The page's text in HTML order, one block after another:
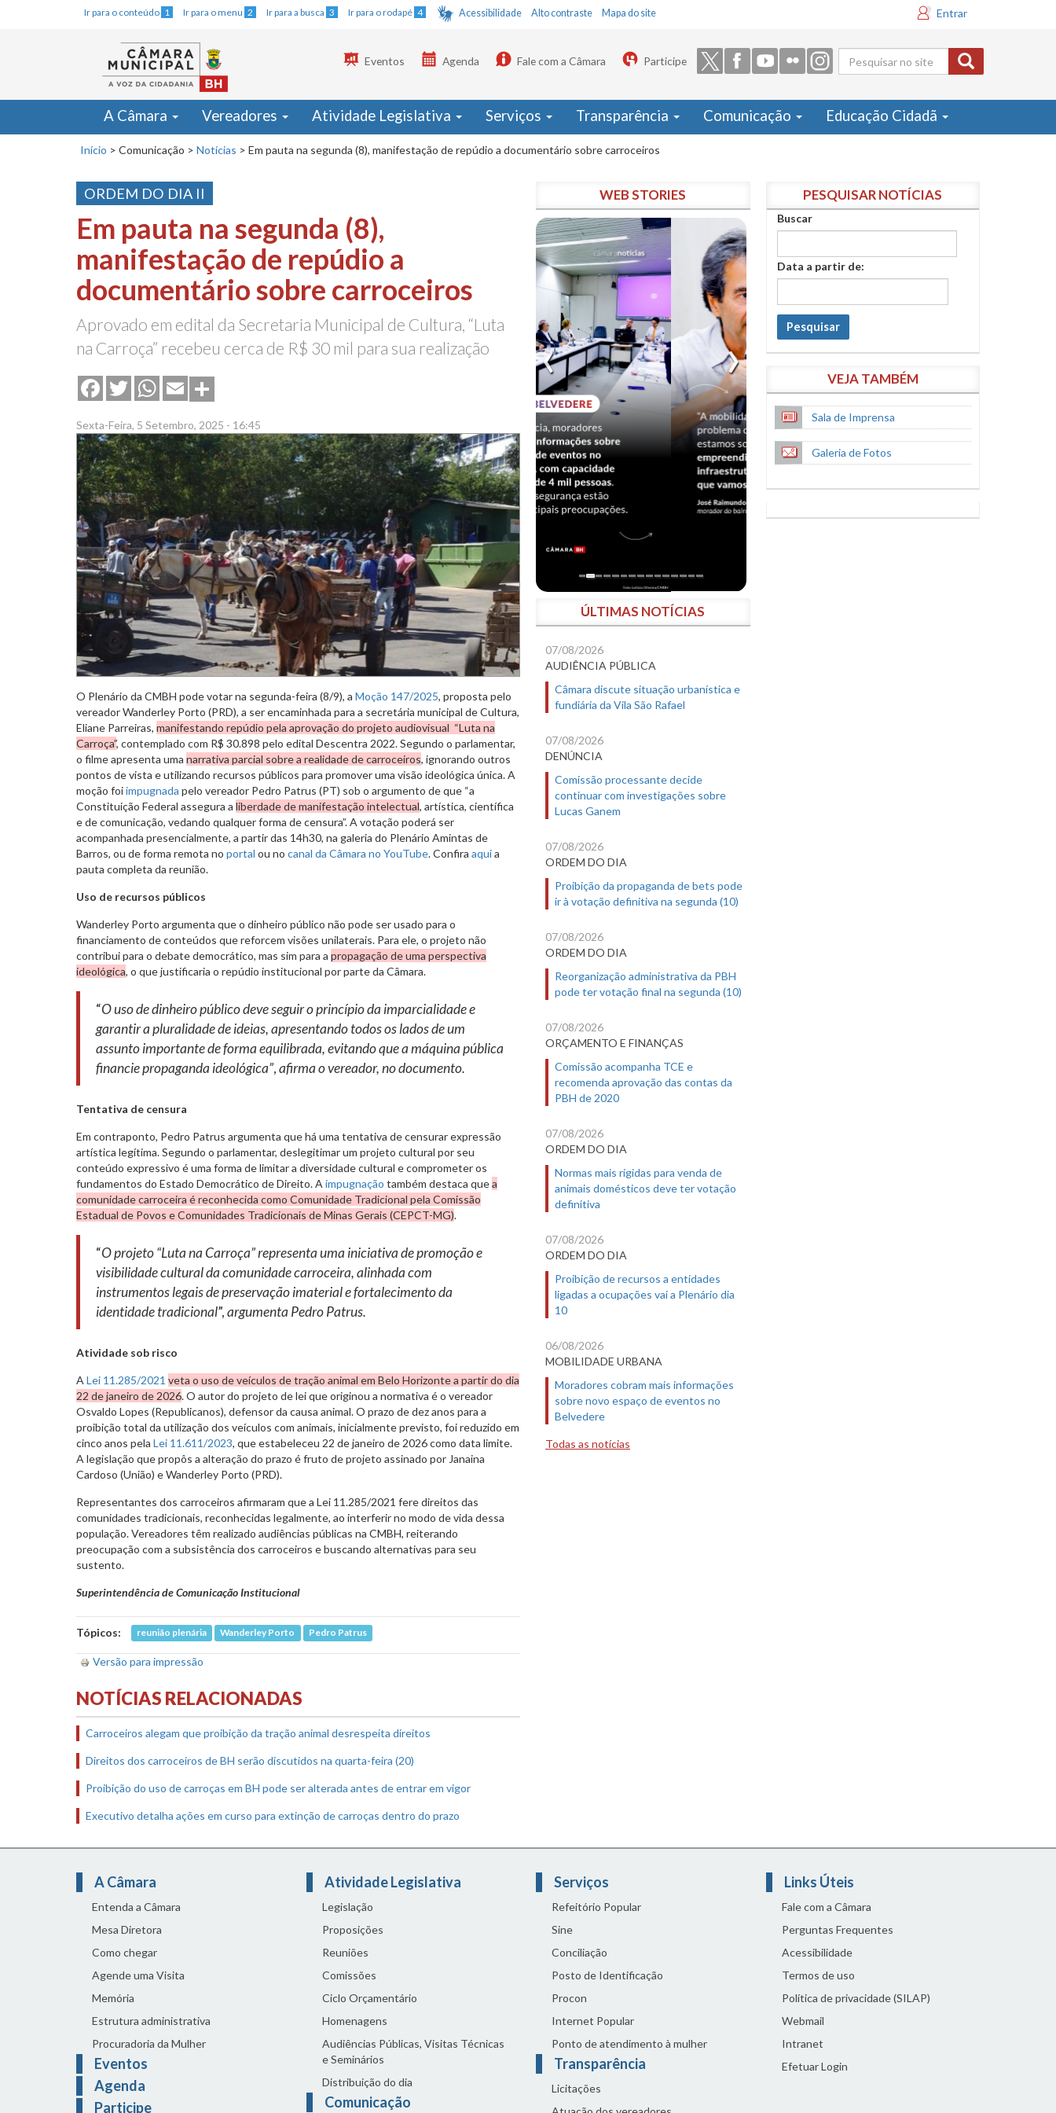
Ir para o conteúdo 1 Ir para o menu 2 Ir para a busca 3 Ir para o rodapé 4 Acessibilidade Alto contraste Mapa do site Entrar
Formulário
de busca
Eventos Agenda Fale com a Câmara Participe
A Câmara Vereadores Atividade Legislativa Serviços Transparência Comunicação Educação Cidadã
Início > Comunicação > Notícias > Em pauta na segunda (8), manifestação de repúdio a documentário sobre carroceiros
ORDEM DO DIA II
Em pauta na segunda (8),
manifestação de repúdio a
documentário sobre carroceiros
Aprovado em edital da Secretaria Municipal de Cultura, “Luta
na Carroça” recebeu cerca de R$ 30 mil para sua realização
FacebookTwitterWhatsApp
Email
Sexta-Feira, 5 Setembro, 2025 - 16:45
O Plenário da CMBH pode votar na segunda-feira (8/9), a Moção 147/2025, proposta pelo
vereador Wanderley Porto (PRD), a ser encaminhada para a secretária municipal de Cultura,
Eliane Parreiras, manifestando repúdio pela aprovação do projeto audiovisual “Luta na
Carroça”, contemplado com R$ 30.898 pelo edital Descentra 2022. Segundo o parlamentar,
o filme apresenta uma narrativa parcial sobre a realidade de carroceiros, ignorando outros
pontos de vista e utilizando recursos públicos para promover uma visão ideológica única. A
moção foiimpugnada pelo vereador Pedro Patrus (PT) sob o argumento de que “a
Constituição Federal assegura a liberdade de manifestação intelectual, artística, científica
e de comunicação, vedando qualquer forma de censura”. A votação poderá ser
acompanhada presencialmente, a partir das 14h30, na galeria do Plenário Amintas de
Barros, ou de forma remota no portal ou no canal da Câmara no YouTube. Confira aquia
pauta completa da reunião.
Uso de recursos públicos
Wanderley Porto argumenta que o dinheiro público não pode ser usado para o
financiamento de conteúdos que reforcem visões unilaterais. Para ele, o projeto não
contribui para o debate democrático, mas sim para a propagação de uma perspectiva
ideológica, o que justificaria o repúdio institucional por parte da Câmara.
“O uso de dinheiro público deve seguir o princípio da imparcialidade e
garantir a pluralidade de ideias, apresentando todos os lados de um
assunto importante de forma equilibrada, evitando que a máquina pública
financie propaganda ideológica”,afirma o vereador, no documento.
Tentativa de censura
Em contraponto, Pedro Patrus argumenta que há uma tentativa de censurar expressão
artística legítima. Segundo o parlamentar, deslegitimar um projeto cultural por seu
conteúdo expressivo é uma forma de limitar a diversidade cultural e comprometer os
fundamentos do Estado Democrático de Direito. A impugnação também destaca quea
comunidade carroceira é reconhecida como Comunidade Tradicional pela Comissão
Estadual de Povos e Comunidades Tradicionais de Minas Gerais (CEPCT-MG).
“O projeto “Luta na Carroça” representa uma iniciativa de promoção e
visibilidade cultural da comunidade carroceira, alinhada com
instrumentos legais de preservação imaterial e fortalecimento da
identidade tradicional”,argumenta Pedro Patrus.
Atividade sob risco
A Lei 11.285/2021 veta o uso de veículos de tração animal em Belo Horizonte a partir do dia
22 de janeiro de 2026. O autor do projeto de lei que originou a normativa é o vereador
Osvaldo Lopes (Republicanos), defensor da causa animal. O prazo de dez anos para a
proibição total da utilização dos veículos com animais, inicialmente previsto, foi reduzido em
cinco anos pela Lei 11.611/2023, que estabeleceu 22 de janeiro de 2026 como data limite.
A legislação que propôs a alteração do prazo é fruto de projeto assinado por Janaina
Cardoso (União) e Wanderley Porto (PRD).
Representantes dos carroceiros afirmaram que a Lei 11.285/2021 fere direitos das
comunidades tradicionais, reconhecidas legalmente, ao interferir no modo de vida dessa
população. Vereadores têm realizado audiências públicas na CMBH, reiterando
preocupação com a subsistência dos carroceiros e buscando alternativas para seu
sustento.
Superintendência de Comunicação Institucional
Tópicos: reunião plenária Wanderley Porto Pedro Patrus
Versão para impressão
NOTÍCIAS RELACIONADAS
Carroceiros alegam que proibição da tração animal desrespeita direitos
Direitos dos carroceiros de BH serão discutidos na quarta-feira (20)
Proibição do uso de carroças em BH pode ser alterada antes de entrar em vigor
Executivo detalha ações em curso para extinção de carroças dentro do prazo
WEB STORIES
ÚLTIMAS NOTÍCIAS
07/08/2026
AUDIÊNCIA PÚBLICA
Câmara discute situação urbanística e
fundiária da Vila São Rafael
07/08/2026
DENÚNCIA
Comissão processante decide
continuar com investigações sobre
Lucas Ganem
07/08/2026
ORDEM DO DIA
Proibição da propaganda de bets pode
ir à votação definitiva na segunda (10)
07/08/2026
ORDEM DO DIA
Reorganização administrativa da PBH
pode ter votação final na segunda (10)
07/08/2026
ORÇAMENTO E FINANÇAS
Comissão acompanha TCE e
recomenda aprovação das contas da
PBH de 2020
07/08/2026
ORDEM DO DIA
Normas mais rígidas para venda de
animais domésticos deve ter votação
definitiva
07/08/2026
ORDEM DO DIA
Proibição de recursos a entidades
ligadas a ocupações vai a Plenário dia
10
06/08/2026
MOBILIDADE URBANA
Moradores cobram mais informações
sobre novo espaço de eventos no
Belvedere
Todas as notícias
PESQUISAR NOTÍCIAS
Buscar
Data a partir de:
Pesquisar
VEJA TAMBÉM
Sala de Imprensa
Galeria de Fotos
A Câmara
Entenda a Câmara
Mesa Diretora
Como chegar
Agende uma Visita
Memória
Estrutura administrativa
Procuradoria da Mulher
Eventos
Agenda
Participe
Atividade Legislativa
Legislação
Proposições
Reuniões
Comissões
Ciclo Orçamentário
Homenagens
Audiências Públicas, Visitas Técnicas
e Seminários
Distribuição do dia
Comunicação
Serviços
Refeitório Popular
Sine
Conciliação
Posto de Identificação
Procon
Internet Popular
Ponto de atendimento à mulher
Transparência
Licitações
Links Úteis
Fale com a Câmara
Perguntas Frequentes
Acessibilidade
Termos de uso
Política de privacidade (SILAP)
Webmail
Intranet
Efetuar Login